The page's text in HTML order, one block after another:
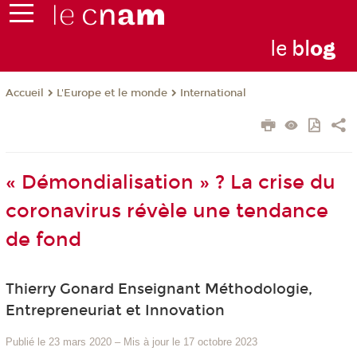
le blog
Accueil L'Europe et le monde International
« Démondialisation » ? La crise du
coronavirus révèle une tendance
de fond
Thierry Gonard Enseignant Méthodologie,
Entrepreneuriat et Innovation
Publié le 23 mars 2020 – Mis à jour le 17 octobre 2023